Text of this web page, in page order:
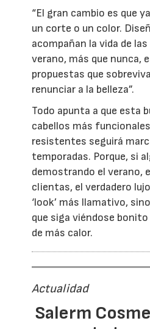
“El gran cambio es que
un corte o un color.
acompañan la vida de
verano, más que nunca,
propuestas que
renunciar a la belleza”.
Todo apunta a que esta
cabellos más
resistentes seguirá
temporadas. Porque, si
demostrando el verano,
clientas, el verdadero
‘look’ más llamativo,
que siga viéndose
de más calor.
Actualidad
Salerm